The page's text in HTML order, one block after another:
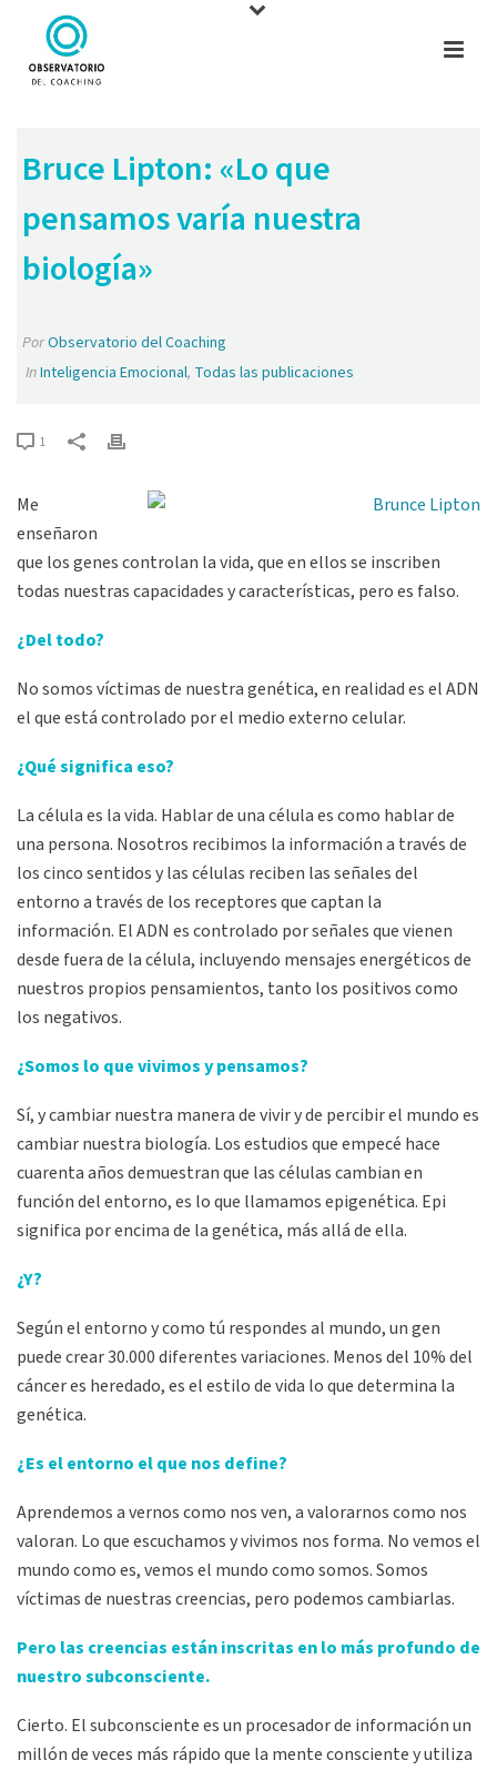
Bruce Lipton: «Lo que
pensamos varía nuestra
biología»
PorObservatorio del Coaching
InInteligencia Emocional, Todas las publicaciones
1
Me
enseñaron
que los genes controlan la vida, que en ellos se inscriben
todas nuestras capacidades y características, pero es falso.
¿Del todo?
No somos víctimas de nuestra genética, en realidad es el ADN
el que está controlado por el medio externo celular.
¿Qué significa eso?
La célula es la vida. Hablar de una célula es como hablar de
una persona. Nosotros recibimos la información a través de
los cinco sentidos y las células reciben las señales del
entorno a través de los receptores que captan la
información. El ADN es controlado por señales que vienen
desde fuera de la célula, incluyendo mensajes energéticos de
nuestros propios pensamientos, tanto los positivos como
los negativos.
¿Somos lo que vivimos y pensamos?
Sí, y cambiar nuestra manera de vivir y de percibir el mundo es
cambiar nuestra biología. Los estudios que empecé hace
cuarenta años demuestran que las células cambian en
función del entorno, es lo que llamamos epigenética. Epi
significa por encima de la genética, más allá de ella.
¿Y?
Según el entorno y como tú respondes al mundo, un gen
puede crear 30.000 diferentes variaciones. Menos del 10% del
cáncer es heredado, es el estilo de vida lo que determina la
genética.
¿Es el entorno el que nos define?
Aprendemos a vernos como nos ven, a valorarnos como nos
valoran. Lo que escuchamos y vivimos nos forma. No vemos el
mundo como es, vemos el mundo como somos. Somos
víctimas de nuestras creencias, pero podemos cambiarlas.
Pero las creencias están inscritas en lo más profundo de
nuestro subconsciente.
Cierto. El subconsciente es un procesador de información un
millón de veces más rápido que la mente consciente y utiliza